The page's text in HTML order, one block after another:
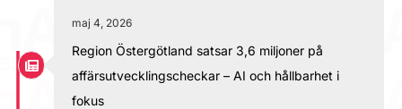
maj 4, 2026
Region Östergötland satsar 3,6 miljoner på
affärsutvecklingscheckar – AI och hållbarhet i
fokus